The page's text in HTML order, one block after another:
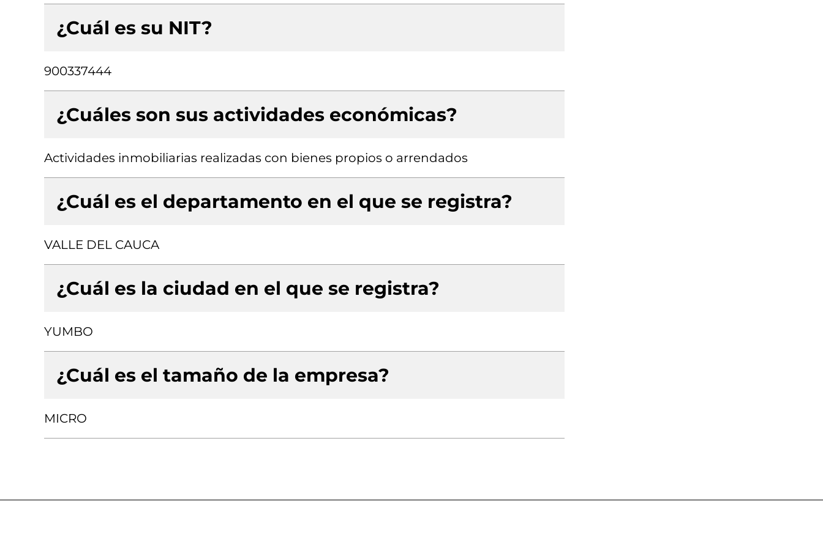
¿Cuál es su NIT?
900337444
¿Cuáles son sus actividades económicas?
Actividades inmobiliarias realizadas con bienes propios o arrendados
¿Cuál es el departamento en el que se registra?
VALLE DEL CAUCA
¿Cuál es la ciudad en el que se registra?
YUMBO
¿Cuál es el tamaño de la empresa?
MICRO